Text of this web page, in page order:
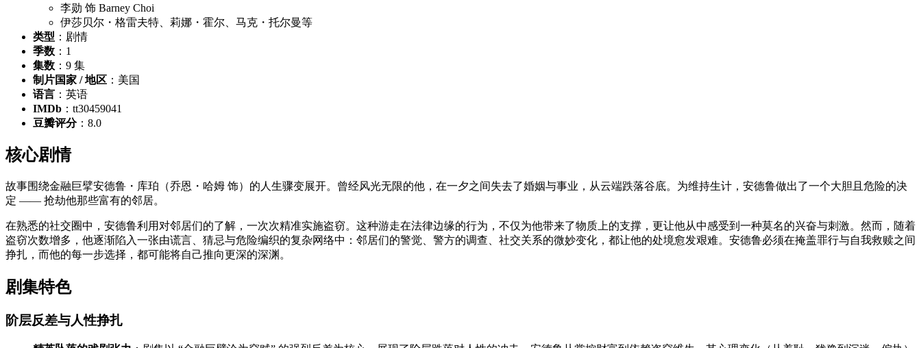
李勋 饰 Barney Choi
伊莎贝尔・格雷夫特、莉娜・霍尔、马克・托尔曼等
类型 ：剧情
季数 ：1
集数 ：9 集
制片国家 / 地区 ：美国
语言 ：英语
IMDb ：tt30459041
豆瓣评分：8.0
核心剧情
故事围绕金融巨擘安德鲁・库珀（乔恩・哈姆 饰）的人生骤变展开。曾经风光无限的他，在一夕之间失去了婚姻与事业，从云端跌落谷底。为维持生计，安德鲁做出了一个大胆且危险的决
定 —— 抢劫他那些富有的邻居。
在熟悉的社交圈中，安德鲁利用对邻居们的了解，一次次精准实施盗窃。这种游走在法律边缘的行为，不仅为他带来了物质上的支撑，更让他从中感受到一种莫名的兴奋与刺激。然而，随着
盗窃次数增多，他逐渐陷入一张由谎言、猜忌与危险编织的复杂网络中：邻居们的警觉、警方的调查、社交关系的微妙变化，都让他的处境愈发艰难。安德鲁必须在掩盖罪行与自我救赎之间
挣扎，而他的每一步选择，都可能将自己推向更深的深渊。
剧集特色
阶层反差与人性挣扎